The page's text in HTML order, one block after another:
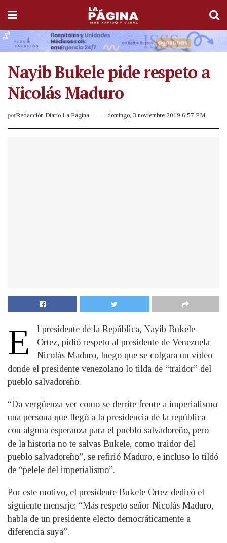
Nayib Bukele pide respeto a
Nicolás Maduro
porRedacción Diario La Página domingo, 3 noviembre 2019 6:57 PM
E
l presidente de la República, Nayib Bukele
Ortez, pidió respeto al presidente de Venezuela
Nicolás Maduro, luego que se colgara un vídeo
donde el presidente venezolano lo tilda de “traidor” del
pueblo salvadoreño.
“Da vergüenza ver como se derrite frente a imperialismo
una persona que llegó a la presidencia de la república
con alguna esperanza para el pueblo salvadoreño, pero
de la historia no te salvas Bukele, como traidor del
pueblo salvadoreño”, se refirió Maduro, e incluso lo tildó
de “pelele del imperialismo”.
Por este motivo, el presidente Bukele Ortez dedicó el
siguiente mensaje: “Más respeto señor Nicolás Maduro,
habla de un presidente electo democráticamente a
diferencia suya”.